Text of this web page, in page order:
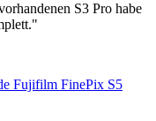
S3 Pro habe
Fujifilm FinePix S5